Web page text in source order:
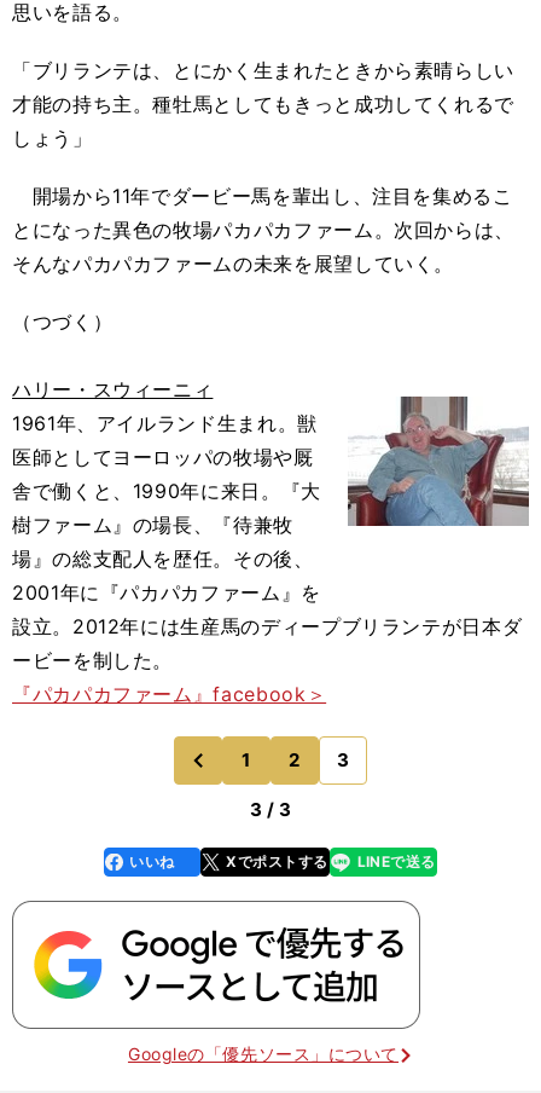
思いを語る。
「ブリランテは、とにかく生まれたときから素晴らしい
才能の持ち主。種牡馬としてもきっと成功してくれるで
しょう」
開場から11年でダービー馬を輩出し、注目を集めるこ
とになった異色の牧場パカパカファーム。次回からは、
そんなパカパカファームの未来を展望していく。
（つづく）
ハリー・スウィーニィ
1961年、アイルランド生まれ。獣
医師としてヨーロッパの牧場や厩
舎で働くと、1990年に来日。『大
樹ファーム』の場長、『待兼牧
場』の総支配人を歴任。その後、
2001年に『パカパカファーム』を
設立。2012年には生産馬のディープブリランテが日本ダ
ービーを制した。
『パカパカファーム』facebook＞
前
のページへ
1 2 3
3 / 3
faceboo
k
いいね Xでポストする
line LINEで送る
Googleの「優先ソース」について